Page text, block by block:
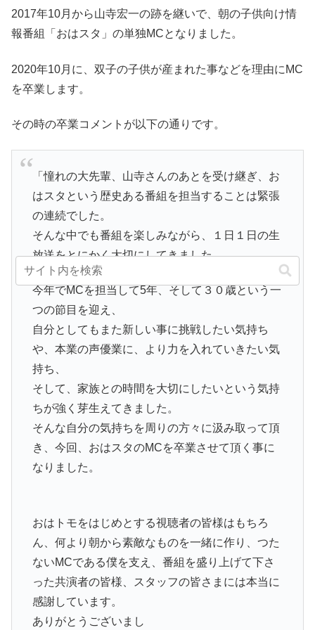
2017年10月から山寺宏一の跡を継いで、朝の子供向け情
報番組「おはスタ」の単独MCとなりました。
2020年10月に、双子の子供が産まれた事などを理由にMC
を卒業します。
その時の卒業コメントが以下の通りです。
「憧れの大先輩、山寺さんのあとを受け継ぎ、お
はスタという歴史ある番組を担当することは緊張
の連続でした。
そんな中でも番組を楽しみながら、１日１日の生
放送をとにかく大切にしてきました。
今年でMCを担当して5年、そして３０歳という一
つの節目を迎え、
自分としてもまた新しい事に挑戦したい気持ち
や、本業の声優業に、より力を入れていきたい気
持ち、
そして、家族との時間を大切にしたいという気持
ちが強く芽生えてきました。
そんな自分の気持ちを周りの方々に汲み取って頂
き、今回、おはスタのMCを卒業させて頂く事に
なりました。
おはトモをはじめとする視聴者の皆様はもちろ
ん、何より朝から素敵なものを一緒に作り、つた
ないMCである僕を支え、番組を盛り上げて下さ
った共演者の皆様、スタッフの皆さまには本当に
感謝しています。
ありがとうございまし